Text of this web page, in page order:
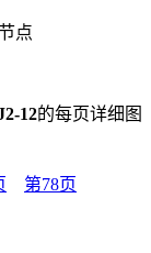
12的每页详细图
第78页